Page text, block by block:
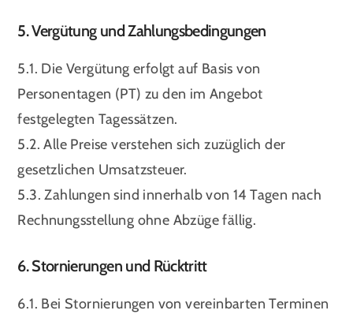
5. Vergütung und Zahlungsbedingungen
5.1. Die Vergütung erfolgt auf Basis von
Personentagen (PT) zu den im Angebot
festgelegten Tagessätzen.
5.2. Alle Preise verstehen sich zuzüglich der
gesetzlichen Umsatzsteuer.
5.3. Zahlungen sind innerhalb von 14 Tagen nach
Rechnungsstellung ohne Abzüge fällig.
6. Stornierungen und Rücktritt
6.1. Bei Stornierungen von vereinbarten Terminen